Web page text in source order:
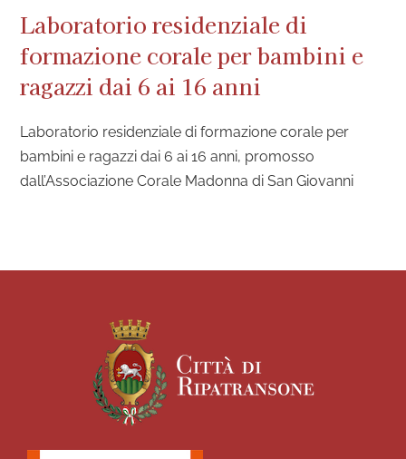
Laboratorio residenziale di
formazione corale per bambini e
ragazzi dai 6 ai 16 anni
Laboratorio residenziale di formazione corale per
bambini e ragazzi dai 6 ai 16 anni, promosso
dall’Associazione Corale Madonna di San Giovanni